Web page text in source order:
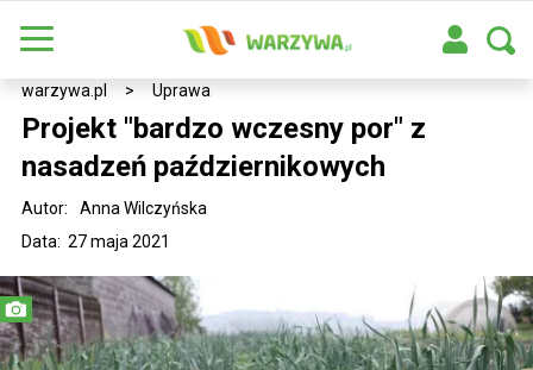
warzywa.pl > Uprawa
Projekt "bardzo wczesny por" z
nasadzeń październikowych
Data: 27 maja 2021
Autor: Anna Wilczyńska